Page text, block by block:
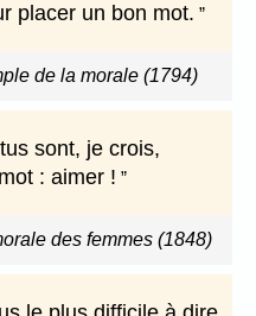
placer un bon mot.
de la morale (1794)
sont, je crois,
: aimer !
des femmes (1848)